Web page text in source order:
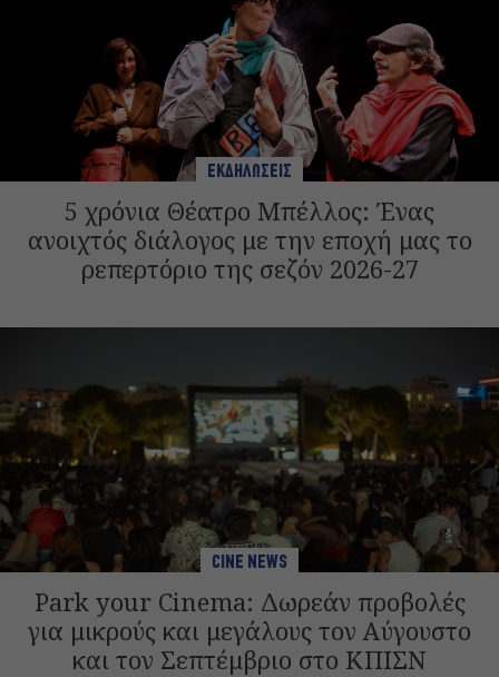
ΕΚΔΗΛΩΣΕΙΣ
5 χρόνια Θέατρο Μπέλλος: Ένας
ανοιχτός διάλογος με την εποχή μας το
ρεπερτόριο της σεζόν 2026-27
CINE NEWS
Park your Cinema: Δωρεάν προβολές
για μικρούς και μεγάλους τον Αύγουστο
και τον Σεπτέμβριο στο ΚΠΙΣΝ